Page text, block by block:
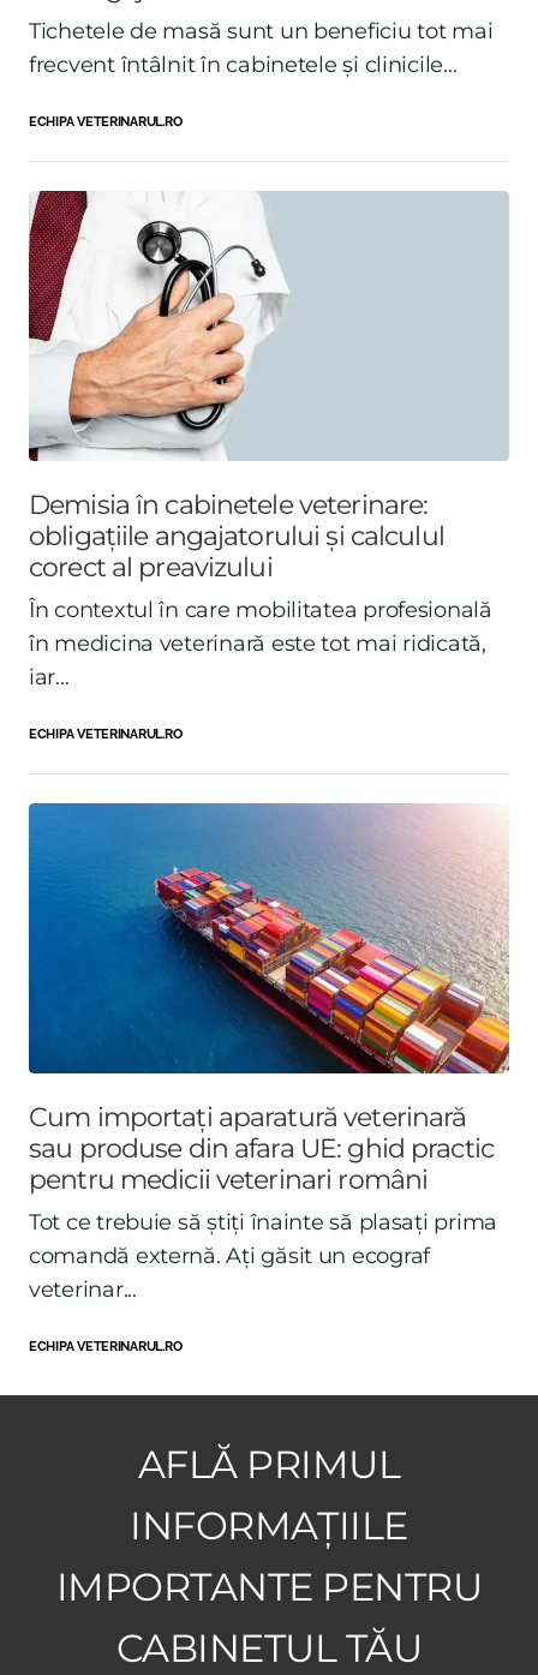
Tichetele de masă sunt un beneficiu tot mai
frecvent întâlnit în cabinetele și clinicile...
ECHIPA VETERINARUL.RO
Demisia în cabinetele veterinare:
obligațiile angajatorului și calculul
corect al preavizului
În contextul în care mobilitatea profesională
în medicina veterinară este tot mai ridicată,
iar...
ECHIPA VETERINARUL.RO
Cum importați aparatură veterinară
sau produse din afara UE: ghid practic
pentru medicii veterinari români
Tot ce trebuie să știți înainte să plasați prima
comandă externă. Ați găsit un ecograf
veterinar...
ECHIPA VETERINARUL.RO
AFLĂ PRIMUL
INFORMAȚIILE
IMPORTANTE PENTRU
CABINETUL TĂU